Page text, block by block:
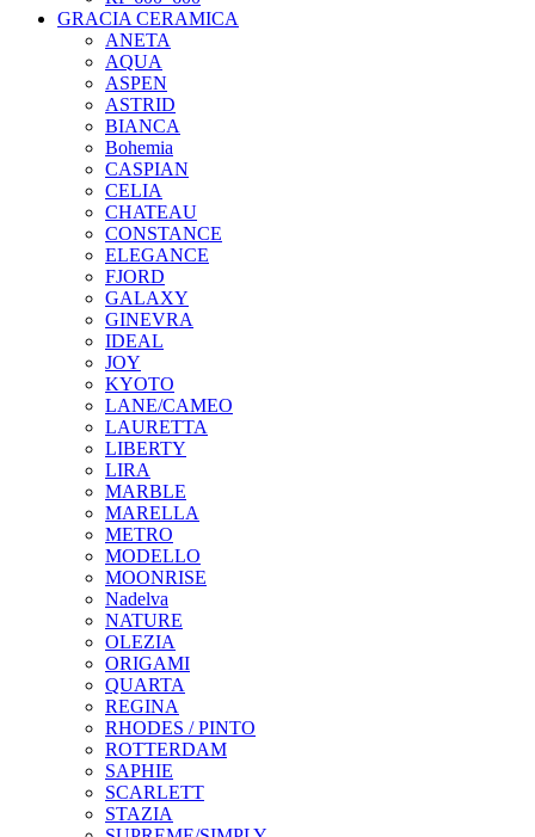
GRACIA CERAMICA
ANETA
AQUA
ASPEN
ASTRID
BIANCA
Bohemia
CASPIAN
CELIA
CHATEAU
CONSTANCE
ELEGANCE
FJORD
GALAXY
GINEVRA
IDEAL
JOY
KYOTO
LANE/CAMEO
LAURETTA
LIBERTY
LIRA
MARBLE
MARELLA
METRO
MODELLO
MOONRISE
Nadelva
NATURE
OLEZIA
ORIGAMI
QUARTA
REGINA
RHODES / PINTO
ROTTERDAM
SAPHIE
SCARLETT
STAZIA